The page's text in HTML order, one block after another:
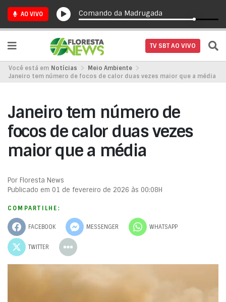
AO VIVO Comando da Madrugada
TV SBT AO VIVO
Você está em Notícias
Meio Ambiente
Janeiro tem número de focos de calor duas vezes maior que a média
Janeiro tem número de
focos de calor duas vezes
maior que a média
Por Floresta News
Publicado em 01 de fevereiro de 2026 às 00:08H
COMPARTILHE:
FACEBOOK MESSENGER WHATSAPP
TWITTER